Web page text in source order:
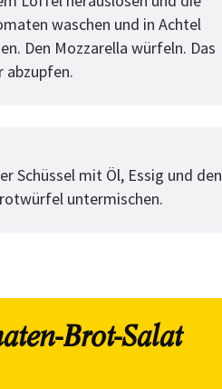
waschen und in Achtel
Den Mozzarella würfeln. Das
abzupfen.
Schüssel mit Öl, Essig und den
untermischen.
Brot-Salat